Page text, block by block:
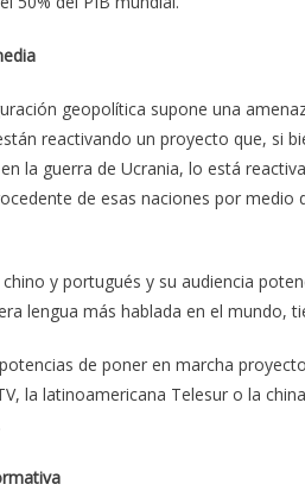
geopolítica supone una
reactivando un proyecto que, si
la guerra de Ucrania, lo está
de esas naciones por
y portugués y su audiencia
lengua más hablada en el mundo,
de poner en marcha
la latinoamericana Telesur o la